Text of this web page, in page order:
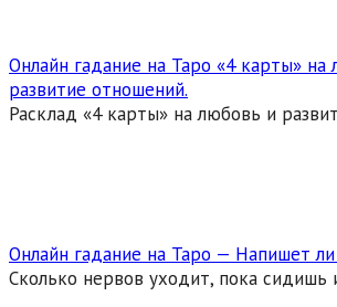
Онлайн гадание на Таро «4 карты» на
развитие отношений.
Расклад «4 карты» на любовь и
Онлайн гадание на Таро — Напишет
Сколько нервов уходит, пока